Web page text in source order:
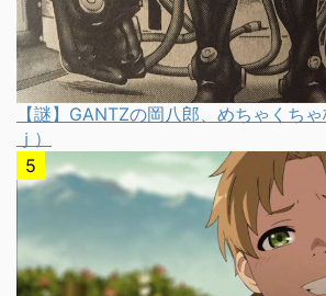
【謎】GANTZの岡八郎、めちゃくち
ｊ）